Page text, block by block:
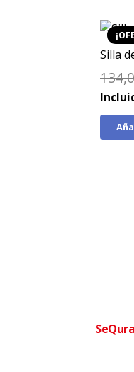
Silla
SeQura